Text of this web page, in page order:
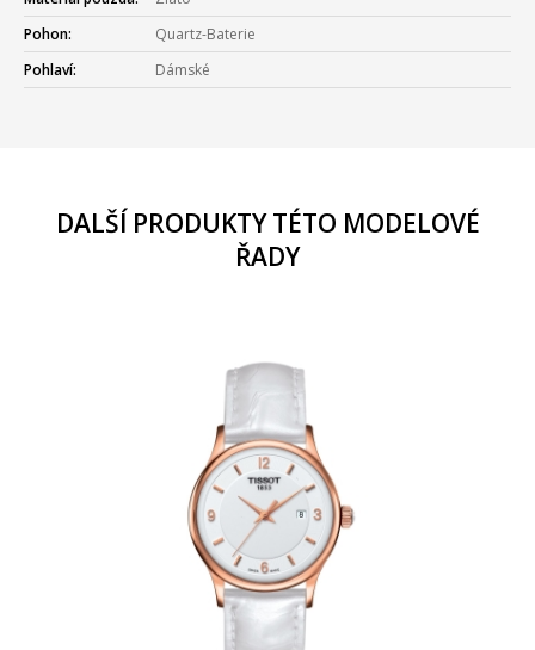
Pohon:
Quartz-Baterie
Pohlaví:
Dámské
DALŠÍ PRODUKTY TÉTO MODELOVÉ
ŘADY